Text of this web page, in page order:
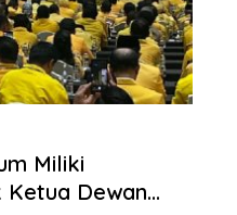
Miliki
Ketua Dewan